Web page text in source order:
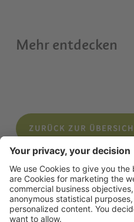
Mehr entdecken
ZURÜCK ZUR
© 2026 Tourismusverein Algund .
Datenschutzerklärung . Sitemap